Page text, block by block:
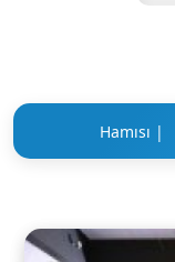
Hamısı |